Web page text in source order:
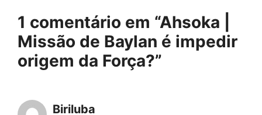
1 comentário em “Ahsoka |
Missão de Baylan é impedir
origem da Força?”
Biriluba